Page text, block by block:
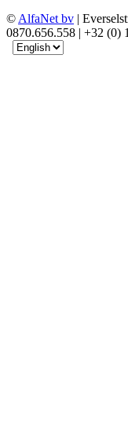
© AlfaNet bv |
0870.656.558 | +32 (0)